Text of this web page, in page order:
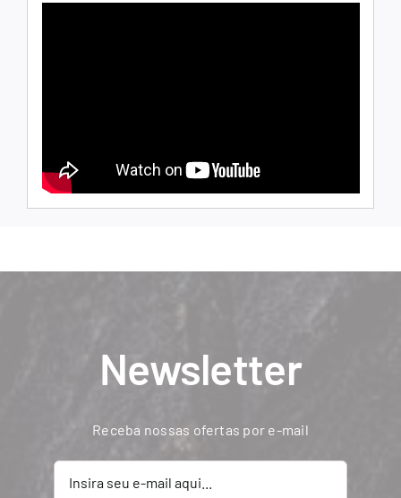
Newsletter
Receba nossas ofertas por e-mail